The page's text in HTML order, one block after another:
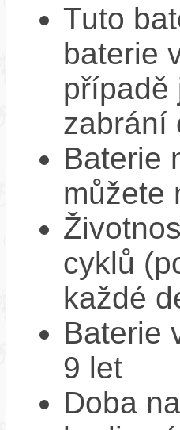
Tuto
baterie
případě
zabrání
Baterie
můžete
cyklů
každé
Baterie
9 let
Doba